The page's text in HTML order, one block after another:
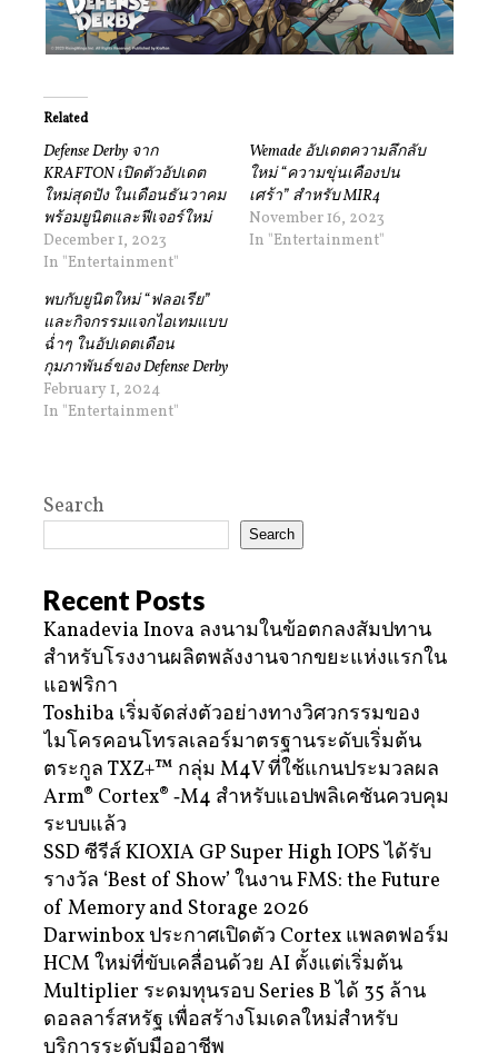
Related
Defense Derby จาก
KRAFTON เปิดตัวอัปเดต
ใหม่สุดปัง ในเดือนธันวาคม
พร้อมยูนิตและฟีเจอร์ใหม่
December 1, 2023
In "Entertainment"
Wemade อัปเดตความลึกลับ
ใหม่ “ความขุ่นเคืองปน
เศร้า” สำหรับ MIR4
November 16, 2023
In "Entertainment"
พบกับยูนิตใหม่ “ฟลอเรีย”
และกิจกรรมแจกไอเทมแบบ
ฉ่ำๆ ในอัปเดตเดือน
กุมภาพันธ์ของ Defense Derby
February 1, 2024
In "Entertainment"
Search
Search
Recent Posts
Kanadevia Inova ลงนามในข้อตกลงสัมปทาน
สำหรับโรงงานผลิตพลังงานจากขยะแห่งแรกใน
แอฟริกา
Toshiba เริ่มจัดส่งตัวอย่างทางวิศวกรรมของ
ไมโครคอนโทรลเลอร์มาตรฐานระดับเริ่มต้น
ตระกูล TXZ+™ กลุ่ม M4V ที่ใช้แกนประมวลผล
Arm® Cortex® ‑M4 สำหรับแอปพลิเคชันควบคุม
ระบบแล้ว
SSD ซีรีส์ KIOXIA GP Super High IOPS ได้รับ
รางวัล ‘Best of Show’ ในงาน FMS: the Future
of Memory and Storage 2026
Darwinbox ประกาศเปิดตัว Cortex แพลตฟอร์ม
HCM ใหม่ที่ขับเคลื่อนด้วย AI ตั้งแต่เริ่มต้น
Multiplier ระดมทุนรอบ Series B ได้ 35 ล้าน
ดอลลาร์สหรัฐ เพื่อสร้างโมเดลใหม่สำหรับ
บริการระดับมืออาชีพ